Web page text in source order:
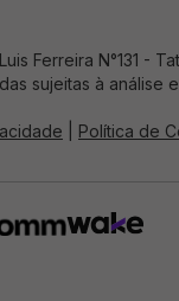
Ferreira N°131
sujeitas à
Política de